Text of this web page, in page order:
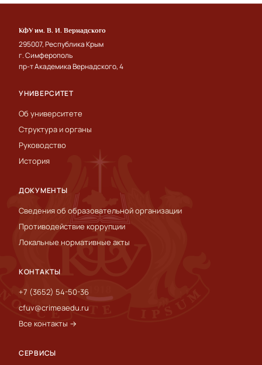
КФУ им. В. И. Вернадского
295007, Республика Крым
г. Симферополь
пр-т Академика Вернадского, 4
УНИВЕРСИТЕТ
Об университете
Структура и органы
Руководство
История
ДОКУМЕНТЫ
Сведения об образовательной организации
Противодействие коррупции
Локальные нормативные акты
КОНТАКТЫ
+7 (3652) 54-50-36
cfuv@crimeaedu.ru
Все контакты →
СЕРВИСЫ